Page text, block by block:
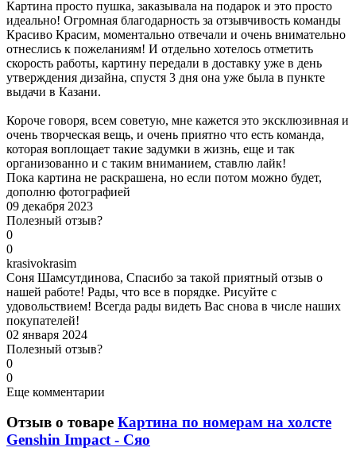
Картина просто пушка, заказывала на подарок и это просто
идеально! Огромная благодарность за отзывчивость команды
Красиво Красим, моментально отвечали и очень внимательно
отнеслись к пожеланиям! И отдельно хотелось отметить
скорость работы, картину передали в доставку уже в день
утверждения дизайна, спустя 3 дня она уже была в пункте
выдачи в Казани.
Короче говоря, всем советую, мне кажется это эксклюзивная и
очень творческая вещь, и очень приятно что есть команда,
которая воплощает такие задумки в жизнь, еще и так
организованно и с таким вниманием, ставлю лайк!
Пока картина не раскрашена, но если потом можно будет,
дополню фотографией
09 декабря 2023
Полезный отзыв?
0
0
krasivokrasim
Соня Шамсутдинова, Спасибо за такой приятный отзыв о
нашей работе! Рады, что все в порядке. Рисуйте с
удовольствием! Всегда рады видеть Вас снова в числе наших
покупателей!
02 января 2024
Полезный отзыв?
0
0
Еще комментарии
Отзыв о товаре Картина по номерам на холсте
Genshin Impact - Сяо